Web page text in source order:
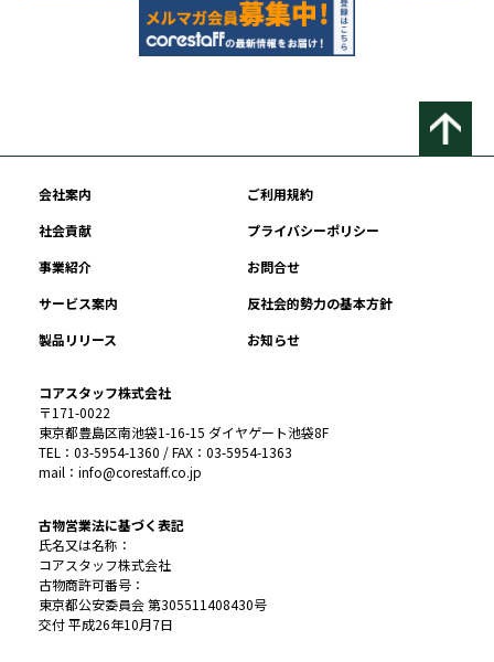
会社案内
ご利用規約
社会貢献
プライバシーポリシー
事業紹介
お問合せ
サービス案内
反社会的勢力の基本方針
製品リリース
お知らせ
コアスタッフ株式会社
〒171-0022
東京都豊島区南池袋1-16-15 ダイヤゲート池袋8F
TEL：03-5954-1360 / FAX：03-5954-1363
mail：info@corestaff.co.jp
古物営業法に基づく表記
氏名又は名称：
コアスタッフ株式会社
古物商許可番号：
東京都公安委員会 第305511408430号
交付 平成26年10月7日